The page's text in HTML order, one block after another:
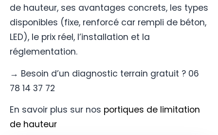
de hauteur, ses avantages concrets, les types
disponibles (fixe, renforcé car rempli de béton,
LED), le prix réel, l’installation et la
réglementation.
→ Besoin d’un diagnostic terrain gratuit ? 06
78 14 37 72
En savoir plus sur nos portiques de limitation
de hauteur